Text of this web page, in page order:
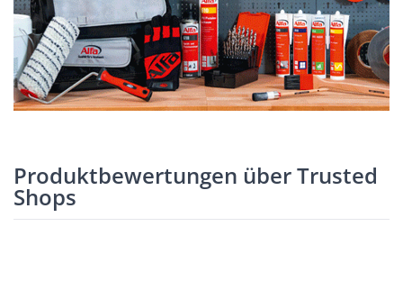
Produktbewertungen über Trusted
Shops